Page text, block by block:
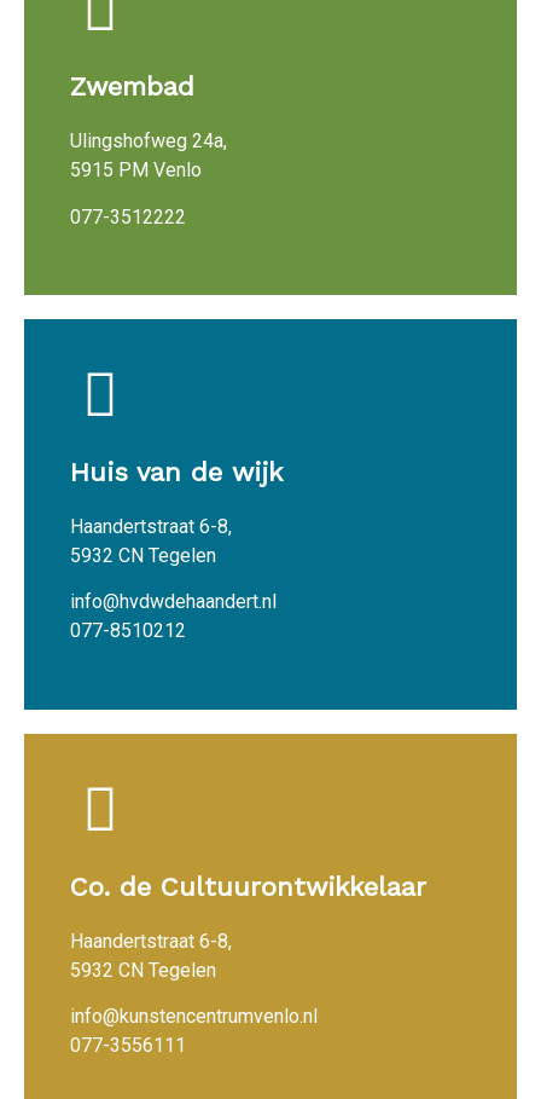
Zwembad
Ulingshofweg 24a,
5915 PM Venlo
077-3512222
Huis van de wijk
Haandertstraat 6-8,
5932 CN Tegelen
info@hvdwdehaandert.nl
077-8510212
Co. de Cultuurontwikkelaar
Haandertstraat 6-8,
5932 CN Tegelen
info@kunstencentrumvenlo.nl
077-3556111